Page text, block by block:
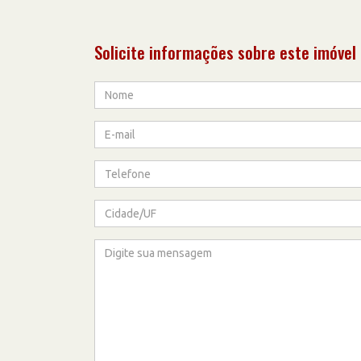
Solicite informações sobre este imóvel